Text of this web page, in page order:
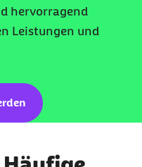
hervorragend
Leistungen und